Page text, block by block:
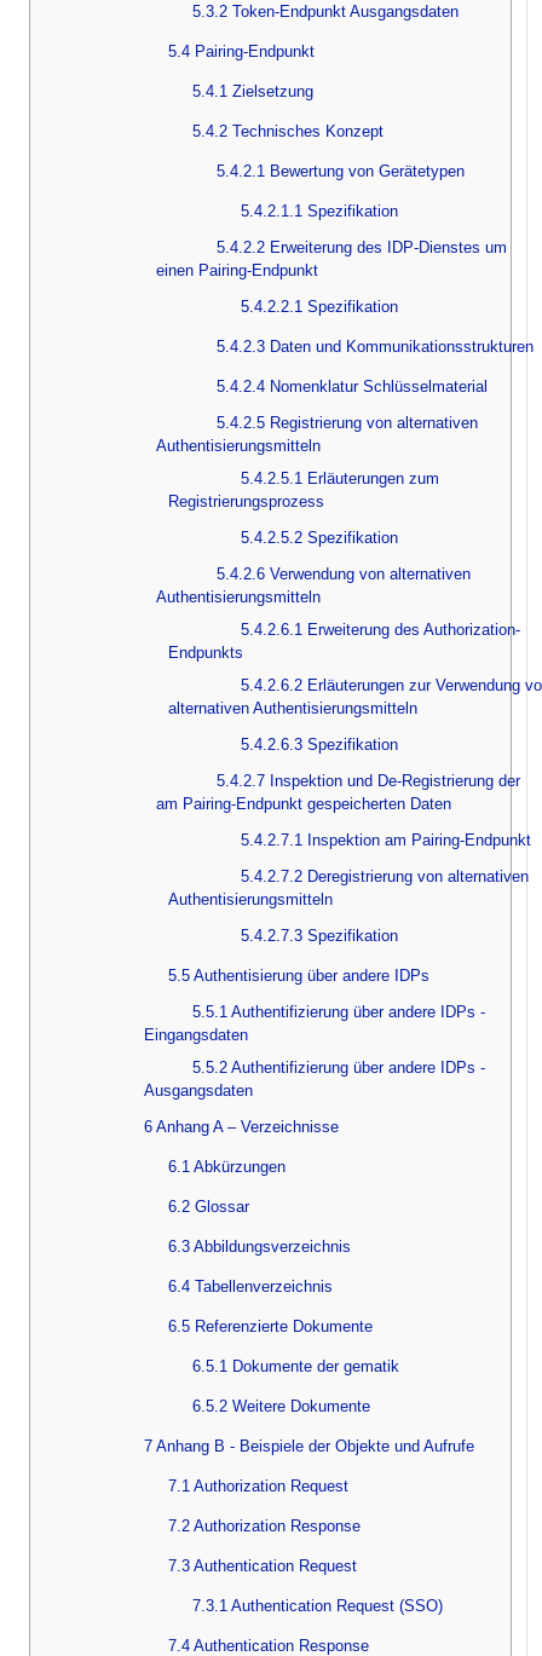
5.3.2 Token-Endpunkt Ausgangsdaten
5.4 Pairing-Endpunkt
5.4.1 Zielsetzung
5.4.2 Technisches Konzept
5.4.2.1 Bewertung von Gerätetypen
5.4.2.1.1 Spezifikation
5.4.2.2 Erweiterung des IDP-Dienstes um
einen Pairing-Endpunkt
5.4.2.2.1 Spezifikation
5.4.2.3 Daten und Kommunikationsstrukturen
5.4.2.4 Nomenklatur Schlüsselmaterial
5.4.2.5 Registrierung von alternativen
Authentisierungsmitteln
5.4.2.5.1 Erläuterungen zum
Registrierungsprozess
5.4.2.5.2 Spezifikation
5.4.2.6 Verwendung von alternativen
Authentisierungsmitteln
5.4.2.6.1 Erweiterung des Authorization-
Endpunkts
5.4.2.6.2 Erläuterungen zur Verwendung
alternativen Authentisierungsmitteln
5.4.2.6.3 Spezifikation
5.4.2.7 Inspektion und De-Registrierung der
am Pairing-Endpunkt gespeicherten Daten
5.4.2.7.1 Inspektion am Pairing-Endpunkt
5.4.2.7.2 Deregistrierung von alternativen
Authentisierungsmitteln
5.4.2.7.3 Spezifikation
5.5 Authentisierung über andere IDPs
5.5.1 Authentifizierung über andere IDPs -
Eingangsdaten
5.5.2 Authentifizierung über andere IDPs -
Ausgangsdaten
6 Anhang A – Verzeichnisse
6.1 Abkürzungen
6.2 Glossar
6.3 Abbildungsverzeichnis
6.4 Tabellenverzeichnis
6.5 Referenzierte Dokumente
6.5.1 Dokumente der gematik
6.5.2 Weitere Dokumente
7 Anhang B - Beispiele der Objekte und Aufrufe
7.1 Authorization Request
7.2 Authorization Response
7.3 Authentication Request
7.3.1 Authentication Request (SSO)
7.4 Authentication Response